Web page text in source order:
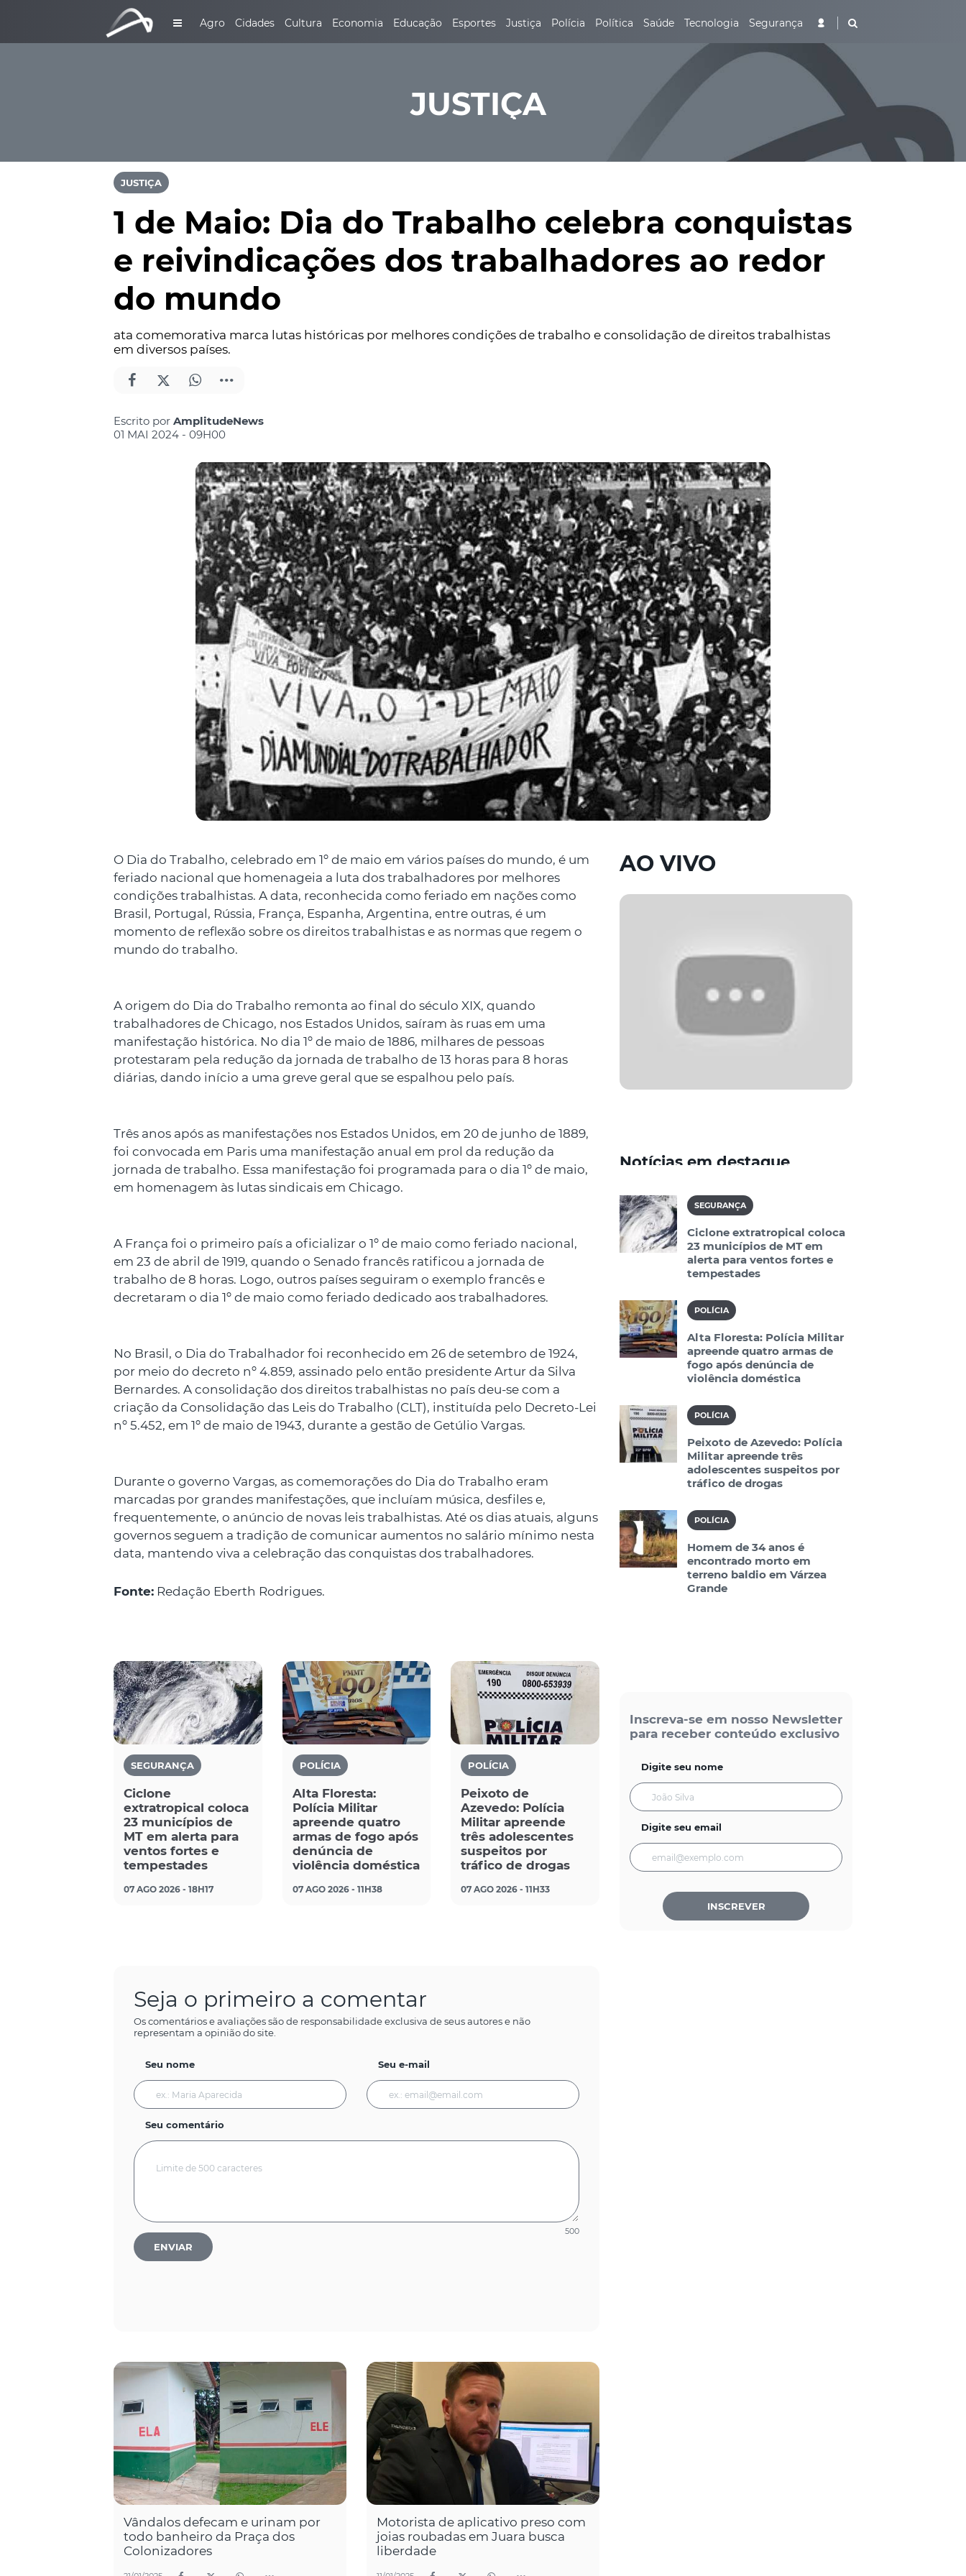
Agro Cidades Cultura Economia Educação Esportes Justiça Polícia Política Saúde Tecnologia Segurança
JUSTIÇA
JUSTIÇA
1 de Maio: Dia do Trabalho celebra conquistas
e reivindicações dos trabalhadores ao redor
do mundo
ata comemorativa marca lutas históricas por melhores condições de trabalho e consolidação de direitos trabalhistas
em diversos países.
Escrito por AmplitudeNews
01 MAI 2024 - 09H00
O Dia do Trabalho, celebrado em 1º de maio em vários países do mundo, é um
feriado nacional que homenageia a luta dos trabalhadores por melhores
condições trabalhistas. A data, reconhecida como feriado em nações como
Brasil, Portugal, Rússia, França, Espanha, Argentina, entre outras, é um
momento de reflexão sobre os direitos trabalhistas e as normas que regem o
mundo do trabalho.
A origem do Dia do Trabalho remonta ao final do século XIX, quando
trabalhadores de Chicago, nos Estados Unidos, saíram às ruas em uma
manifestação histórica. No dia 1º de maio de 1886, milhares de pessoas
protestaram pela redução da jornada de trabalho de 13 horas para 8 horas
diárias, dando início a uma greve geral que se espalhou pelo país.
Três anos após as manifestações nos Estados Unidos, em 20 de junho de 1889,
foi convocada em Paris uma manifestação anual em prol da redução da
jornada de trabalho. Essa manifestação foi programada para o dia 1º de maio,
em homenagem às lutas sindicais em Chicago.
A França foi o primeiro país a oficializar o 1º de maio como feriado nacional,
em 23 de abril de 1919, quando o Senado francês ratificou a jornada de
trabalho de 8 horas. Logo, outros países seguiram o exemplo francês e
decretaram o dia 1º de maio como feriado dedicado aos trabalhadores.
No Brasil, o Dia do Trabalhador foi reconhecido em 26 de setembro de 1924,
por meio do decreto nº 4.859, assinado pelo então presidente Artur da Silva
Bernardes. A consolidação dos direitos trabalhistas no país deu-se com a
criação da Consolidação das Leis do Trabalho (CLT), instituída pelo Decreto-Lei
nº 5.452, em 1º de maio de 1943, durante a gestão de Getúlio Vargas.
Durante o governo Vargas, as comemorações do Dia do Trabalho eram
marcadas por grandes manifestações, que incluíam música, desfiles e,
frequentemente, o anúncio de novas leis trabalhistas. Até os dias atuais, alguns
governos seguem a tradição de comunicar aumentos no salário mínimo nesta
data, mantendo viva a celebração das conquistas dos trabalhadores.
Fonte: Redação Eberth Rodrigues.
SEGURANÇA
Ciclone
extratropical coloca
23 municípios de
MT em alerta para
ventos fortes e
tempestades
07 AGO 2026 - 18H17
POLÍCIA
Alta Floresta:
Polícia Militar
apreende quatro
armas de fogo após
denúncia de
violência doméstica
07 AGO 2026 - 11H38
POLÍCIA
Peixoto de
Azevedo: Polícia
Militar apreende
três adolescentes
suspeitos por
tráfico de drogas
07 AGO 2026 - 11H33
Seja o primeiro a comentar
Os comentários e avaliações são de responsabilidade exclusiva de seus autores e não
representam a opinião do site.
Seu nome Seu e-mail
Seu comentário
500
ENVIAR
Vândalos defecam e urinam por
todo banheiro da Praça dos
Colonizadores
Motorista de aplicativo preso com
joias roubadas em Juara busca
liberdade
AO VIVO
SEGURANÇA
Ciclone extratropical coloca
23 municípios de MT em
alerta para ventos fortes e
tempestades
POLÍCIA
Alta Floresta: Polícia Militar
apreende quatro armas de
fogo após denúncia de
violência doméstica
POLÍCIA
Peixoto de Azevedo: Polícia
Militar apreende três
adolescentes suspeitos por
tráfico de drogas
POLÍCIA
Homem de 34 anos é
encontrado morto em
terreno baldio em Várzea
Grande
Inscreva-se em nosso Newsletter
para receber conteúdo exclusivo
Digite seu nome
Digite seu email
INSCREVER
Notícias em destaque